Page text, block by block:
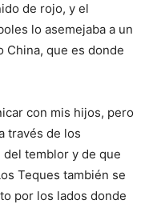
de rojo, y el
lo asemejaba a un
China, que es donde
con mis hijos, pero
través de los
temblor y de que
Teques también se
por los lados donde